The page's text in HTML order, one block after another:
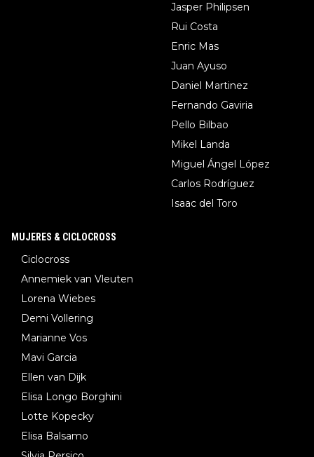
Jasper Philipsen
Rui Costa
Enric Mas
Juan Ayuso
Daniel Martinez
Fernando Gaviria
Pello Bilbao
Mikel Landa
Miguel Ángel López
Carlos Rodríguez
Isaac del Toro
MUJERES & CICLOCROSS
Ciclocross
Annemiek van Vleuten
Lorena Wiebes
Demi Vollering
Marianne Vos
Mavi Garcia
Ellen van Dijk
Elisa Longo Borghini
Lotte Kopecky
Elisa Balsamo